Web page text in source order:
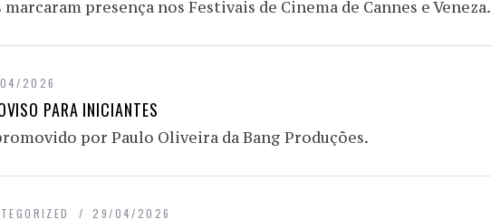
presença nos Festivais de Cinema de Cannes e Veneza.
2026
PARA INICIANTES
por Paulo Oliveira da Bang Produções.
29/04/2026